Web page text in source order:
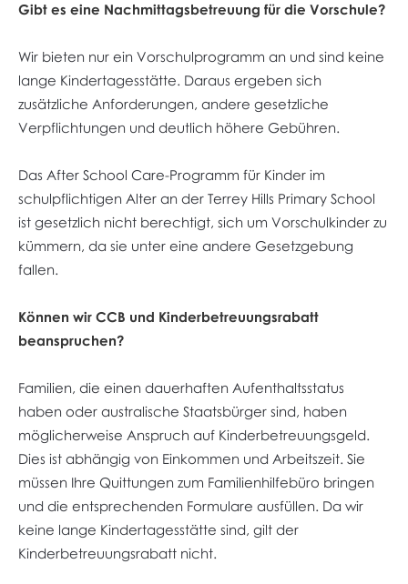
Gibt es eine Nachmittagsbetreuung für die Vorschule?
Wir bieten nur ein Vorschulprogramm an und sind keine
lange Kindertagesstätte. Daraus ergeben sich
zusätzliche Anforderungen, andere gesetzliche
Verpflichtungen und deutlich höhere Gebühren.
Das After School Care-Programm für Kinder im
schulpflichtigen Alter an der Terrey Hills Primary School
ist gesetzlich nicht berechtigt, sich um Vorschulkinder zu
kümmern, da sie unter eine andere Gesetzgebung
fallen.
Können wir CCB und Kinderbetreuungsrabatt
beanspruchen?
Familien, die einen dauerhaften Aufenthaltsstatus
haben oder australische Staatsbürger sind, haben
möglicherweise Anspruch auf Kinderbetreuungsgeld.
Dies ist abhängig von Einkommen und Arbeitszeit. Sie
müssen Ihre Quittungen zum Familienhilfebüro bringen
und die entsprechenden Formulare ausfüllen. Da wir
keine lange Kindertagesstätte sind, gilt der
Kinderbetreuungsrabatt nicht.